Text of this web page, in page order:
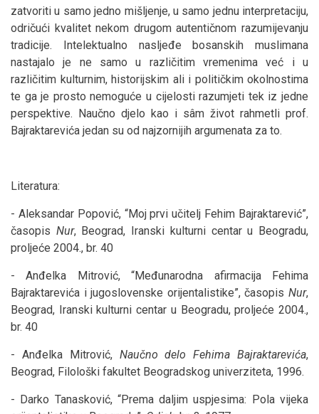
zatvoriti u samo jedno mišljenje, u samo jednu interpretaciju,
odričući kvalitet nekom drugom autentičnom razumijevanju
tradicije. Intelektualno nasljeđe bosanskih muslimana
nastajalo je ne samo u različitim vremenima već i u
različitim kulturnim, historijskim ali i političkim okolnostima
te ga je prosto nemoguće u cijelosti razumjeti tek iz jedne
perspektive. Naučno djelo kao i sâm život rahmetli prof.
Bajraktarevića jedan su od najzornijih argumenata za to.
Literatura:
- Aleksandar Popović, “Moj prvi učitelj Fehim Bajraktarević”,
časopis Nur, Beograd, Iranski kulturni centar u Beogradu,
proljeće 2004., br. 40
- Anđelka Mitrović, “Međunarodna afirmacija Fehima
Bajraktarevića i jugoslovenske orijentalistike”, časopis Nur,
Beograd, Iranski kulturni centar u Beogradu, proljeće 2004.,
br. 40
- Anđelka Mitrović, Naučno delo Fehima Bajraktarevića,
Beograd, Filološki fakultet Beogradskog univerziteta, 1996.
- Darko Tanasković, “Prema daljim uspjesima: Pola vijeka